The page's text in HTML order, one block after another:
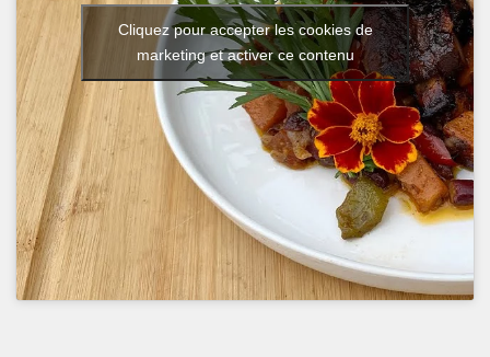
Cliquez pour accepter les cookies de
marketing et activer ce contenu